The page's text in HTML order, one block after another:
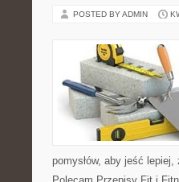
POSTED BY ADMIN
pomysłów, aby jeść